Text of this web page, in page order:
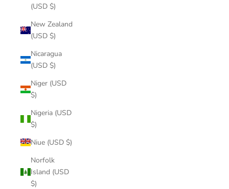
(USD $)
New Zealand
(USD $)
Nicaragua
(USD $)
Niger (USD
$)
Nigeria (USD
$)
Niue (USD $)
Norfolk
Island (USD
$)